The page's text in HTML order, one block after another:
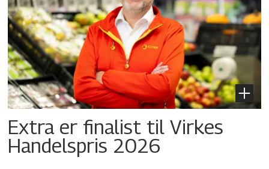
Extra er finalist til Virkes
Handelspris 2026